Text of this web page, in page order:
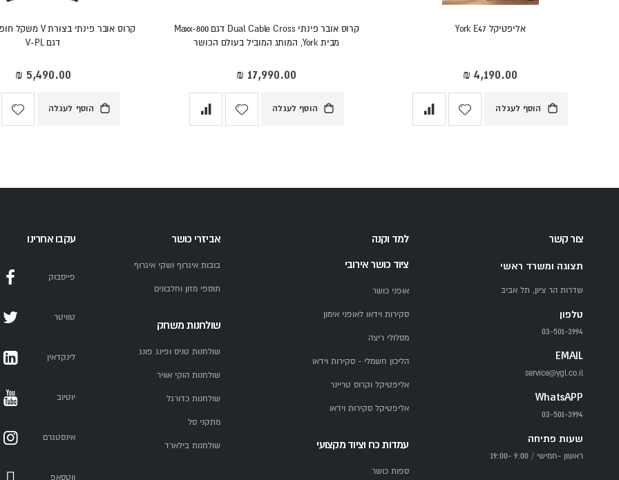
אליפטיקל York E47
הוסף לעגלה
קרוס אובר פינתי Dual Cable Cross דגם Maxx-800
מבית York, המותג המוביל בעולם הכושר
הוסף לעגלה
דגם V-PL
הוסף לעגלה
צור קשר
תצוגה ומשרד ראשי
שדרות הר ציון, תל אביב
טלפון
03-501-3994
EMAIL
service@ygl.co.il
WhatsAPP
03-501-3994
שעות פתיחה
ראשון -חמישי / 9:00 -19:00
למד וקנה
ציוד כושר אירובי
אופני כושר
סקירות וידאו לאופני אימון
מסלולי ריצה
הליכון חשמלי - סקירות וידאו
אליפטיקל וקרוס טריינר
אליפטיקל סקירות וידאו
עמדות כח וציוד מקצועי
ספות כושר
אביזרי כושר
בובות איגרוף ושקי איגרוף
תוספי מזון וחלבונים
שולחנות משחק
שולחנות טניס ופינג פונג
שולחנות הוקי אוויר
שולחנות כדורגל
מתקני סל
שולחנות בילארד
עקבו אחרינו
פייסבוק
טוויטר
לינקדאין
יוטיוב
אינסטגרם
ווטסאפ